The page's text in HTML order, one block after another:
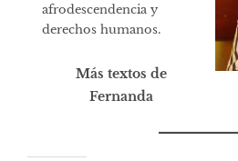
afrodescendencia y
derechos humanos.
Más textos de
Fernanda